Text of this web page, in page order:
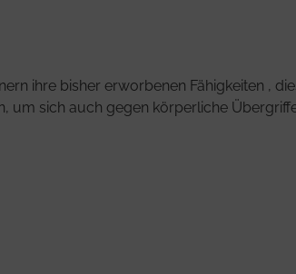
ihre bisher erworbenen Fähigkeiten ,
sich auch gegen körperliche Übergriffe